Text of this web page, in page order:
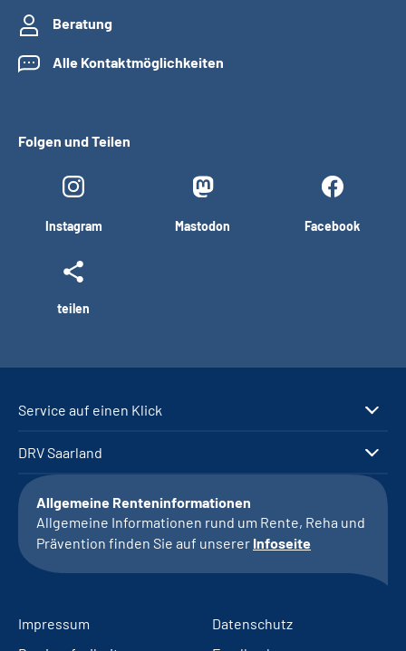
Beratung
Alle Kontaktmöglichkeiten
Folgen und Teilen
Instagram Mastodon Facebook
teilen
Service auf einen Klick
DRV Saarland
Allgemeine Renteninformationen
Allgemeine Informationen rund um Rente, Reha und
Prävention finden Sie auf unserer Infoseite
Impressum
Datenschutz